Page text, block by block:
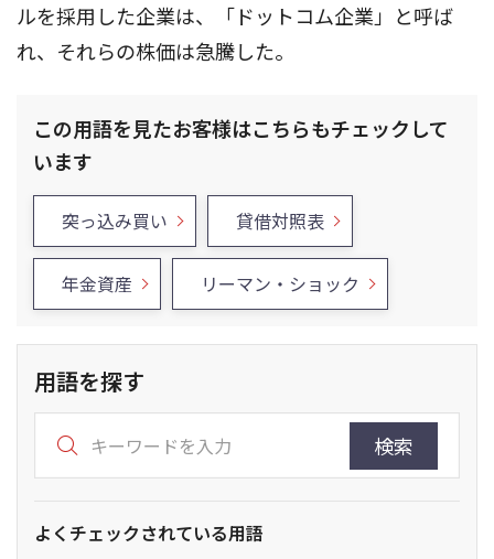
ルを採用した企業は、「ドットコム企業」と呼ば
れ、それらの株価は急騰した。
この用語を見たお客様はこちらもチェックして
います
突っ込み買い 貸借対照表
年金資産 リーマン・ショック
用語を探す
検索
よくチェックされている用語